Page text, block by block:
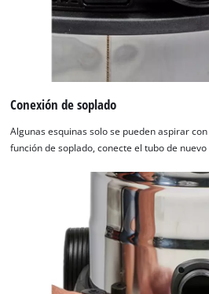
Conexión de soplado
Algunas esquinas solo se pueden aspirar
función de soplado, conecte el tubo de